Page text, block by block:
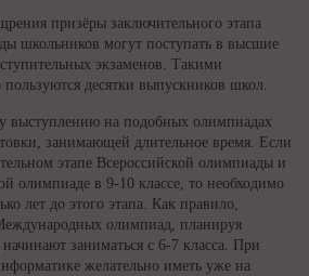
призёры заключительного этапа
школьников могут поступать в высшие
экзаменов. Такими
десятки выпускников школ.
выступлению на подобных олимпиадах
занимающей длительное время. Если
этапе Всероссийской олимпиады и
олимпиаде в 9-10 классе, то необходимо
лет до этого этапа. Как правило,
олимпиад, планируя
начинают заниматься с 6-7 класса. При
желательно иметь уже на